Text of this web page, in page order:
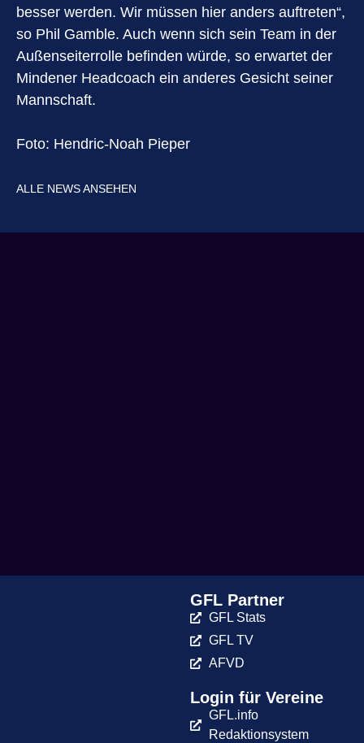
besser werden. Wir müssen hier anders auftreten“,
so Phil Gamble. Auch wenn sich sein Team in der
Außenseiterrolle befinden würde, so erwartet der
Mindener Headcoach ein anderes Gesicht seiner
Mannschaft.
Foto: Hendric-Noah Pieper
ALLE NEWS ANSEHEN
GFL Partner
GFL Stats
GFL TV
AFVD
Login für Vereine
GFL.info
Redaktionsystem